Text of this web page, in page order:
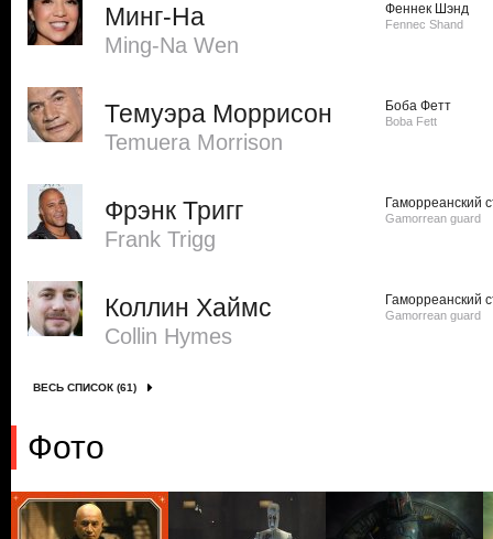
Минг-На
Ming-Na Wen
Феннек Шэнд
Fennec Shand
Темуэра Моррисон
Temuera Morrison
Боба Фетт
Boba Fett
Фрэнк Тригг
Frank Trigg
Гаморреанский
Gamorrean guard
Коллин Хаймс
Collin Hymes
Гаморреанский
Gamorrean guard
ВЕСЬ СПИСОК (61)
Фото